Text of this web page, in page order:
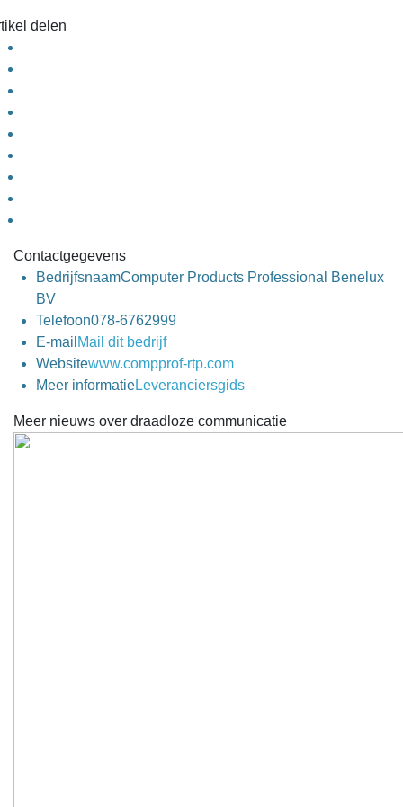
delen
Contactgegevens
BedrijfsnaamComputer Products Professional Benelux
BV
Telefoon078-6762999
E-mail Mail dit bedrijf
Websitewww.compprof-rtp.com
Meer informatieLeveranciersgids
Meer nieuws over draadloze communicatie